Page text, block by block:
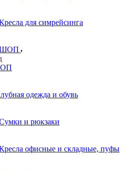
для симрейсинга
одежда и обувь
и рюкзаки
офисные и складные, пуфы